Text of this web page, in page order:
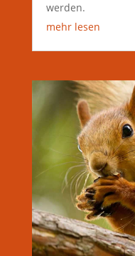
werden.
mehr lesen